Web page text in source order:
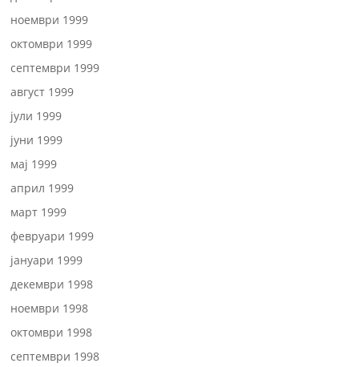
ноември 1999
октомври 1999
септември 1999
август 1999
јули 1999
јуни 1999
мај 1999
април 1999
март 1999
февруари 1999
јануари 1999
декември 1998
ноември 1998
октомври 1998
септември 1998